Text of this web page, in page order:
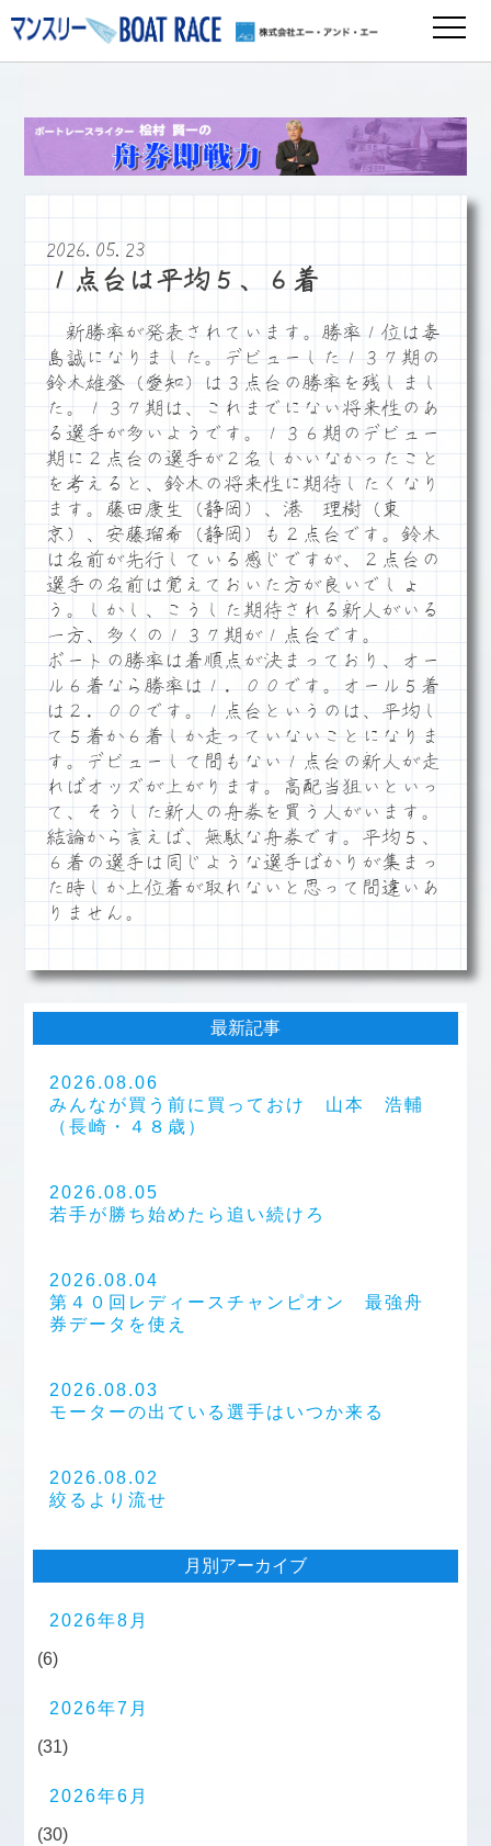
2026.05.23
１点台は平均５、６着
新勝率が発表されています。勝率１位は毒
島誠になりました。デビューした１３７期の
鈴木雄登（愛知）は３点台の勝率を残しまし
た。１３７期は、これまでにない将来性のあ
る選手が多いようです。１３６期のデビュー
期に２点台の選手が２名しかいなかったこと
を考えると、鈴木の将来性に期待したくなり
ます。藤田康生（静岡）、港 理樹（東
京）、安藤瑠希（静岡）も２点台です。鈴木
は名前が先行している感じですが、２点台の
選手の名前は覚えておいた方が良いでしょ
う。しかし、こうした期待される新人がいる
一方、多くの１３７期が１点台です。
ボートの勝率は着順点が決まっており、オー
ル６着なら勝率は１．００です。オール５着
は２．００です。１点台というのは、平均し
て５着か６着しか走っていないことになりま
す。デビューして間もない１点台の新人が走
ればオッズが上がります。高配当狙いといっ
て、そうした新人の舟券を買う人がいます。
結論から言えば、無駄な舟券です。平均５、
６着の選手は同じような選手ばかりが集まっ
た時しか上位着が取れないと思って間違いあ
りません。
最新記事
2026.08.06
みんなが買う前に買っておけ 山本 浩輔
（長崎・４８歳）
2026.08.05
若手が勝ち始めたら追い続けろ
2026.08.04
第４０回レディースチャンピオン 最強舟
券データを使え
2026.08.03
モーターの出ている選手はいつか来る
2026.08.02
絞るより流せ
月別アーカイブ
2026年8月
(6)
2026年7月
(31)
2026年6月
(30)